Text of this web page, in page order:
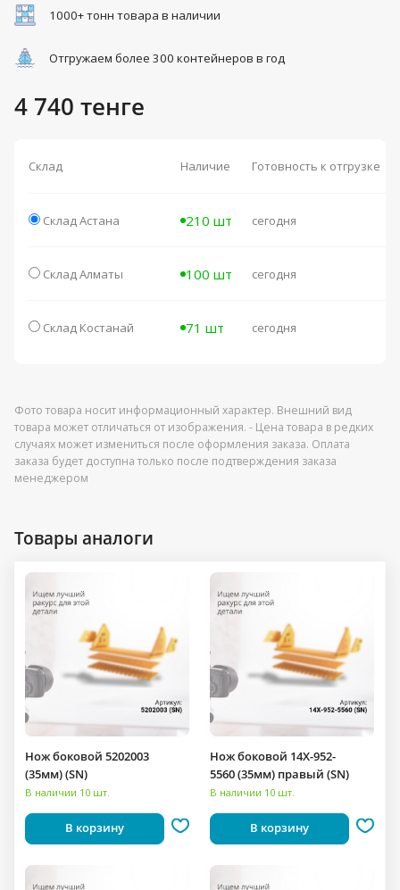
1000+ тонн товара в наличии
Отгружаем более 300 контейнеров в год
4 740 тенге
Склад Наличие Готовность к отгрузке
Склад Астана 210 шт сегодня
Склад Алматы 100 шт сегодня
Склад Костанай 71 шт сегодня
Фото товара носит информационный характер. Внешний вид
товара может отличаться от изображения. - Цена товара в редких
случаях может измениться после оформления заказа. Оплата
заказа будет доступна только после подтверждения заказа
менеджером
Товары аналоги
Нож боковой 5202003
(35мм) (SN)
В наличии 10 шт.
В корзину
Нож боковой 14X-952-
5560 (35мм) правый (SN)
В наличии 10 шт.
В корзину